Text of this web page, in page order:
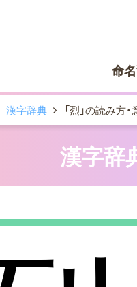
命
漢字辞典 「烈」の読み方
漢字辞